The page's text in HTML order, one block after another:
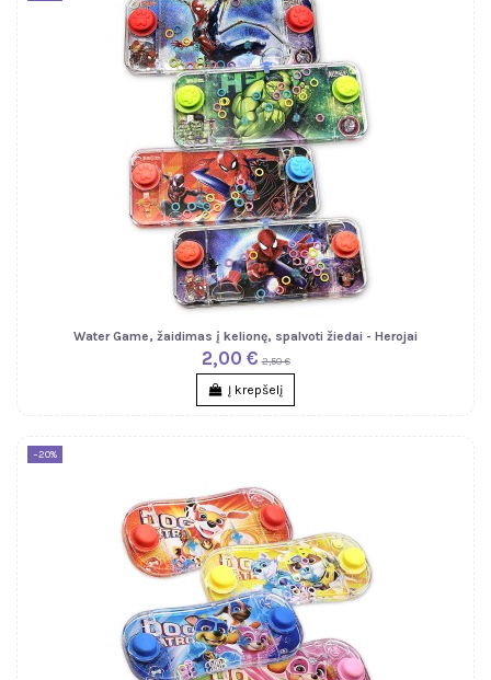
Water Game, žaidimas į kelionę, spalvoti žiedai - Herojai
2,00 € 2,50 €
Į krepšelį
−20%